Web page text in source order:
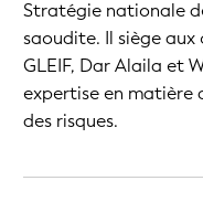
Stratégie nationale
saoudite. Il siège
GLEIF, Dar Alaila et
expertise en matière
des risques.